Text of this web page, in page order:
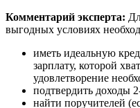
Комментарий эксперта:
выгодных условиях
иметь идеальную
зарплату, которой
удовлетворение
подтвердить доходы
найти поручителей